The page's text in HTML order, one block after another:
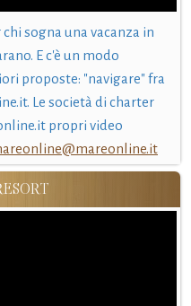
sogna una vacanza in
E c'è un modo
proposte: "navigare" fra
Le società di charter
propri video